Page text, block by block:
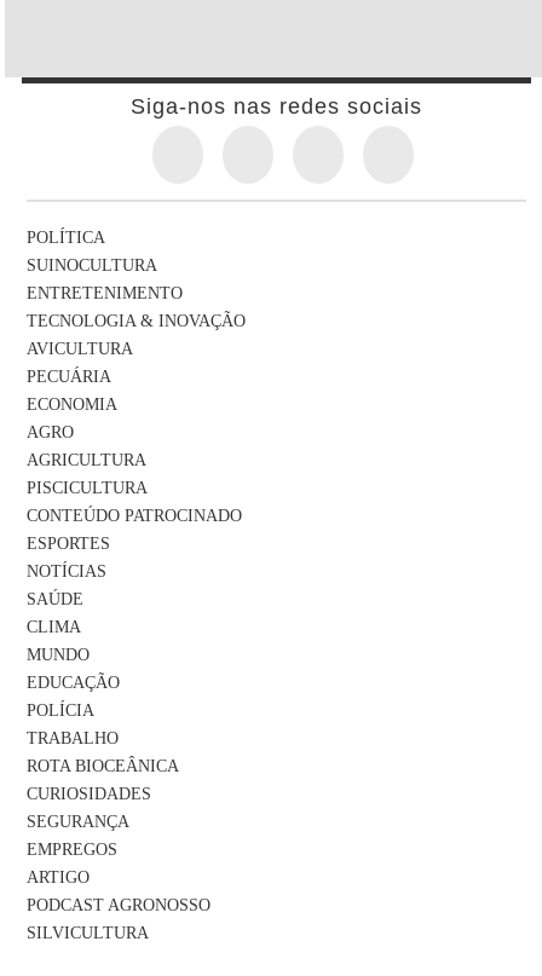
Siga-nos nas redes sociais
POLÍTICA
SUINOCULTURA
ENTRETENIMENTO
TECNOLOGIA & INOVAÇÃO
AVICULTURA
PECUÁRIA
ECONOMIA
AGRO
AGRICULTURA
PISCICULTURA
CONTEÚDO PATROCINADO
ESPORTES
NOTÍCIAS
SAÚDE
CLIMA
MUNDO
EDUCAÇÃO
POLÍCIA
TRABALHO
ROTA BIOCEÂNICA
CURIOSIDADES
SEGURANÇA
EMPREGOS
ARTIGO
PODCAST AGRONOSSO
SILVICULTURA